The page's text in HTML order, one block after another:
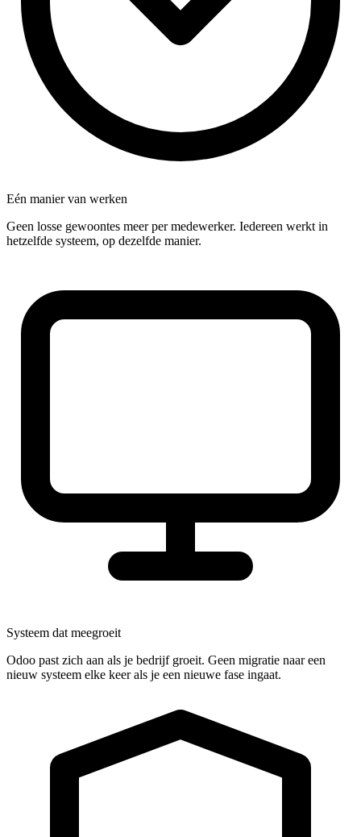
Eén manier van werken
Geen losse gewoontes meer per medewerker. Iedereen werkt in
hetzelfde systeem, op dezelfde manier.
Systeem dat meegroeit
Odoo past zich aan als je bedrijf groeit. Geen migratie naar een
nieuw systeem elke keer als je een nieuwe fase ingaat.